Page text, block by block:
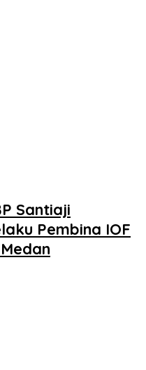
Santiaji
Pembina IOF